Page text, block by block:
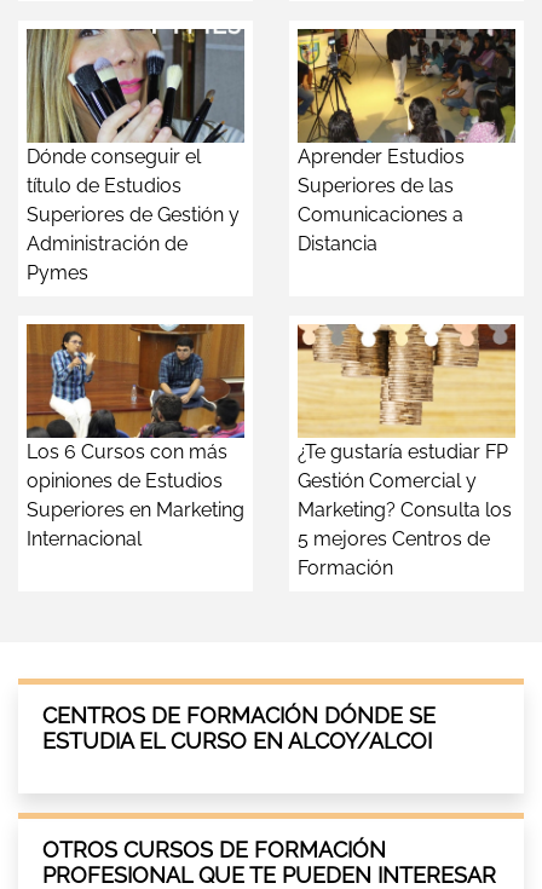
Dónde conseguir el
título de Estudios
Superiores de Gestión y
Administración de
Pymes
Aprender Estudios
Superiores de las
Comunicaciones a
Distancia
Los 6 Cursos con más
opiniones de Estudios
Superiores en Marketing
Internacional
¿Te gustaría estudiar FP
Gestión Comercial y
Marketing? Consulta los
5 mejores Centros de
Formación
CENTROS DE FORMACIÓN DÓNDE SE
ESTUDIA EL CURSO EN ALCOY/ALCOI
OTROS CURSOS DE FORMACIÓN
PROFESIONAL QUE TE PUEDEN INTERESAR